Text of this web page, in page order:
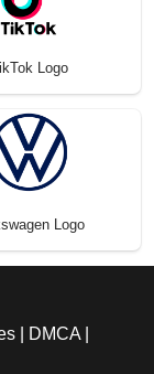
Logo
Logo
DMCA